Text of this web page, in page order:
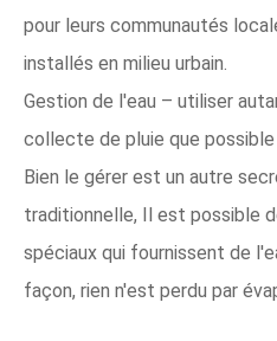
pour leurs communautés
installés en milieu urbain.
Gestion de l'eau – utiliser
collecte de pluie que
Bien le gérer est un autre
traditionnelle, Il est possible
spéciaux qui fournissent de
façon, rien n'est perdu par